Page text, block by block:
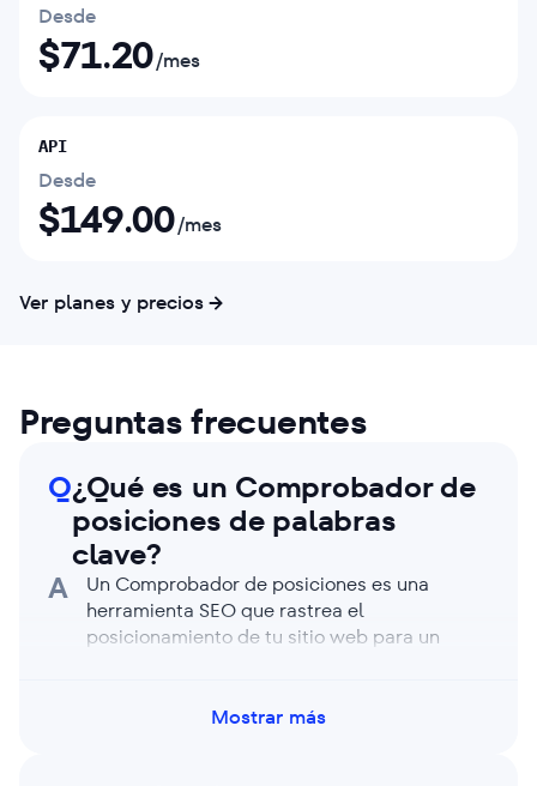
Desde
$71.20/mes
API
Desde
$149.00/mes
Ver planes y precios
Preguntas frecuentes
Q¿Qué es un Comprobador de
posiciones de palabras
clave?
A
Un Comprobador de posiciones es una
herramienta SEO que rastrea el
posicionamiento de tu sitio web para un
como las posiciones de las palabras clave,
Mostrar más